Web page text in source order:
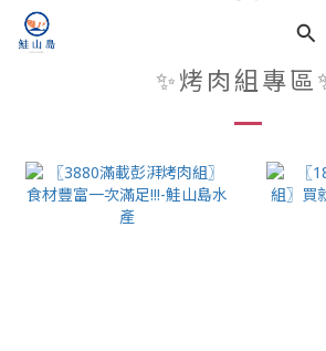
✨烤肉組專區